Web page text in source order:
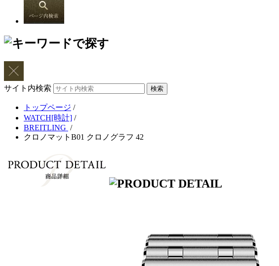
サイト内検索
トップページ /
WATCH[時計] /
BREITLING /
クロノマットB01 クロノグラフ 42